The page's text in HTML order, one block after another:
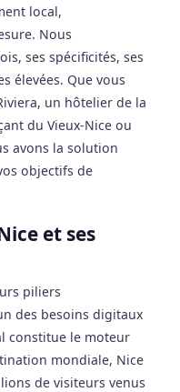
local,
Nous
ses spécificités, ses
élevées. Que vous
un hôtelier de la
du Vieux-Nice ou
avons la solution
objectifs de
et ses
piliers
des besoins digitaux
constitue le moteur
mondiale, Nice
de visiteurs venus